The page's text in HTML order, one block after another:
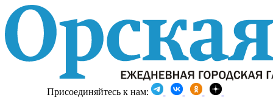
Присоединяйтесь к нам: